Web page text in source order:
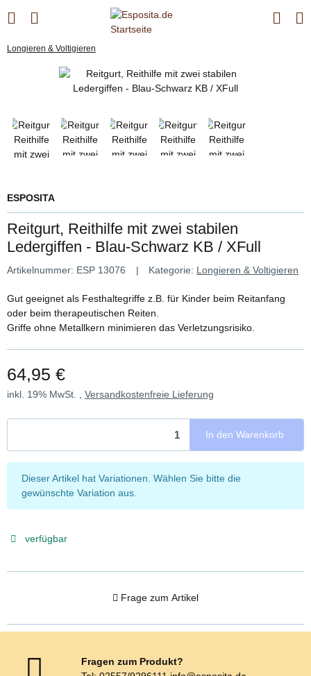
Longieren & Voltigieren
ESPOSITA
Reitgurt, Reithilfe mit zwei stabilen
Ledergiffen - Blau-Schwarz KB / XFull
Artikelnummer: ESP 13076 Kategorie: Longieren & Voltigieren
Gut geeignet als Festhaltegriffe z.B. für Kinder beim Reitanfang
oder beim therapeutischen Reiten.
Griffe ohne Metallkern minimieren das Verletzungsrisiko.
64,95 €
inkl. 19% MwSt. , Versandkostenfreie Lieferung
In den Warenkorb
x
Dieser Artikel hat Variationen. Wählen Sie bitte die
gewünschte Variation aus.
verfügbar
Frage zum Artikel
Fragen zum Produkt?